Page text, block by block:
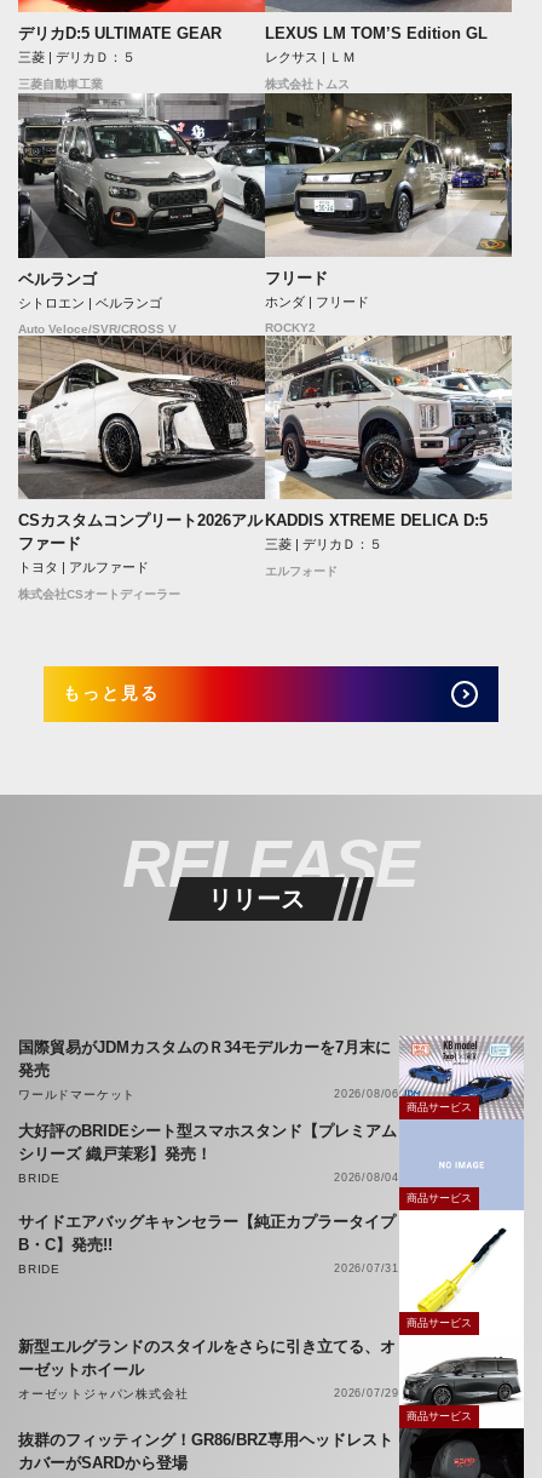
デリカD:5 ULTIMATE GEAR
三菱 | デリカＤ：５
三菱自動車工業
LEXUS LM TOM’S Edition GL
レクサス | ＬＭ
株式会社トムス
ベルランゴ
シトロエン | ベルランゴ
Auto Veloce/SVR/CROSS V
フリード
ホンダ | フリード
ROCKY2
CSカスタムコンプリート2026アル
ファード
トヨタ | アルファード
株式会社CSオートディーラー
KADDIS XTREME DELICA D:5
三菱 | デリカＤ：５
エルフォード
もっと見る
RELEASE
リリース
国際貿易がJDMカスタムのＲ34モデルカーを7月末に
発売
ワールドマーケット
2026/08/06
商品サービス
大好評のBRIDEシート型スマホスタンド【プレミアム
シリーズ 織戸茉彩】発売！
BRIDE
2026/08/04
商品サービス
サイドエアバッグキャンセラー【純正カプラータイプ
B・C】発売!!
BRIDE 2026/07/31
商品サービス
新型エルグランドのスタイルをさらに引き立てる、オ
ーゼットホイール
オーゼットジャパン株式会社
2026/07/29
商品サービス
抜群のフィッティング！GR86/BRZ専用ヘッドレスト
カバーがSARDから登場